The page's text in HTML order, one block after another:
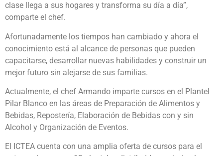
clase llega a sus hogares y transforma su día a día”,
comparte el chef.
Afortunadamente los tiempos han cambiado y ahora el
conocimiento está al alcance de personas que pueden
capacitarse, desarrollar nuevas habilidades y construir un
mejor futuro sin alejarse de sus familias.
Actualmente, el chef Armando imparte cursos en el Plantel
Pilar Blanco en las áreas de Preparación de Alimentos y
Bebidas, Repostería, Elaboración de Bebidas con y sin
Alcohol y Organización de Eventos.
El ICTEA cuenta con una amplia oferta de cursos para el